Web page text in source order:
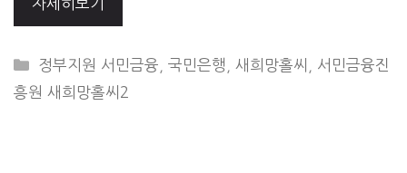
자세히보기
CATEGORIES
정부지원 서민금융 ,국민은행 ,새희망홀씨
서민금융진
흥원 새희망홀씨2